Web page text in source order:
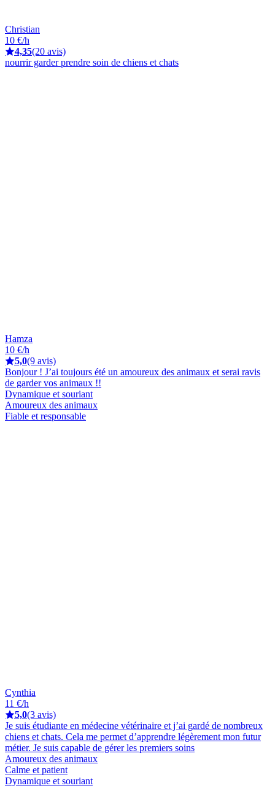
Christian
10 €/h
4,35(20 avis)
nourrir garder prendre soin de chiens et chats
Hamza
10 €/h
5,0(9 avis)
Bonjour ! J’ai toujours été un amoureux des animaux et serai ravis
de garder vos animaux !!
Dynamique et souriant
Amoureux des animaux
Fiable et responsable
Cynthia
11 €/h
5,0(3 avis)
Je suis étudiante en médecine vétérinaire et j’ai gardé de nombreux
chiens et chats. Cela me permet d’apprendre légèrement mon futur
métier. Je suis capable de gérer les premiers soins
Amoureux des animaux
Calme et patient
Dynamique et souriant